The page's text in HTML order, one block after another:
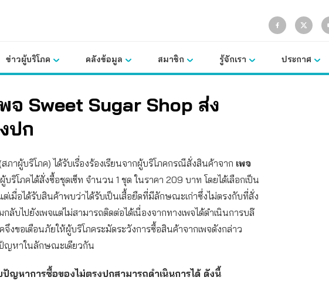
ข่าวผู้บริโภค คลังข้อมูล สมาชิก รู้จักเรา ประกาศ
จ Sweet Sugar Shop ส่ง
ปก
ภาผู้บริโภค) ได้รับเรื่องร้องเรียนจากผู้บริโภคกรณีสั่งสินค้าจาก เพจ
ผู้บริโภคได้สั่งซื้อชุดเซ็ท จำนวน 1 ชุด ในราคา 209 บาท โดยได้เลือกเป็น
ต่เมื่อได้รับสินค้าพบว่าได้รับเป็นเสื้อยืดที่มีลักษณะเก่าซึ่งไม่ตรงกับที่สั่ง
ลับไปยังเพจแต่ไม่สามารถติดต่อได้เนื่องจากทางเพจได้ดำเนินการบล๊
งขอเตือนภัยให้ผู้บริโภคระมัดระวังการซื้อสินค้าจากเพจดังกล่าว
ปัญหาในลักษณะเดียวกัน
ญหาการซื้อของไม่ตรงปกสามารถดำเนินการได้ ดังนี้